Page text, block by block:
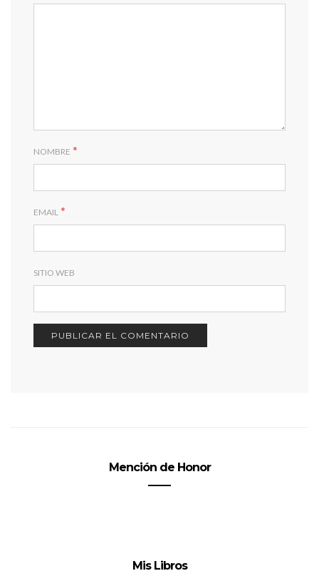
NOMBRE *
EMAIL *
SITIO WEB
Mención de Honor
Mis Libros